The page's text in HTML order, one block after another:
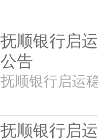
抚顺银行启
公告
抚顺银行启运
抚顺银行启